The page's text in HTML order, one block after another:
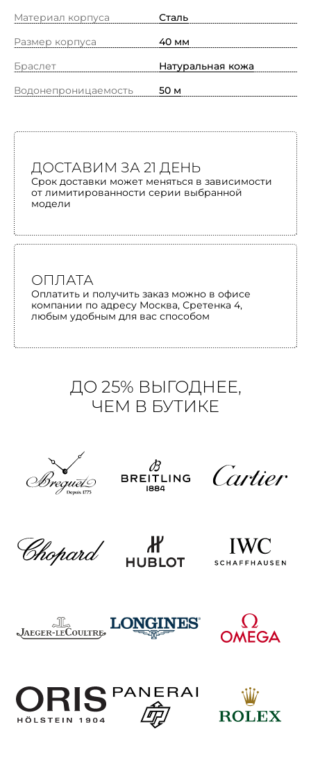
Материал корпуса
Сталь
Размер корпуса
40 мм
Браслет
Натуральная кожа
Водонепроницаемость
50 м
ДОСТАВИМ ЗА 21 ДЕНЬ
Срок доставки может меняться в зависимости
от лимитированности серии выбранной
модели
ОПЛАТА
Оплатить и получить заказ можно в офисе
компании по адресу Москва, Сретенка 4,
любым удобным для вас способом
ДО 25% ВЫГОДНЕЕ,
ЧЕМ В БУТИКЕ